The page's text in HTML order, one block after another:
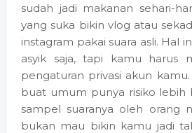
sudah jadi makanan sehari-
yang suka bikin vlog atau
instagram pakai suara asli. Hal
asyik saja, tapi kamu harus
pengaturan privasi akun
buat umum punya risiko lebih
sampel suaranya oleh orang
bukan mau bikin kamu jadi